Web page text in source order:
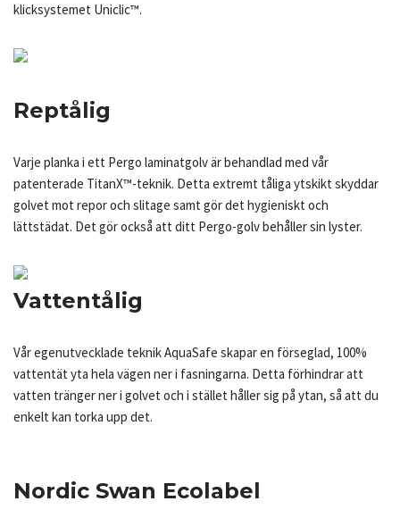
klicksystemet Uniclic™.
Reptålig
Varje planka i ett Pergo laminatgolv är behandlad med vår
patenterade TitanX™-teknik. Detta extremt tåliga ytskikt skyddar
golvet mot repor och slitage samt gör det hygieniskt och
lättstädat. Det gör också att ditt Pergo-golv behåller sin lyster.
Vattentålig
Vår egenutvecklade teknik AquaSafe skapar en förseglad, 100%
vattentät yta hela vägen ner i fasningarna. Detta förhindrar att
vatten tränger ner i golvet och i stället håller sig på ytan, så att du
enkelt kan torka upp det.
Nordic Swan Ecolabel